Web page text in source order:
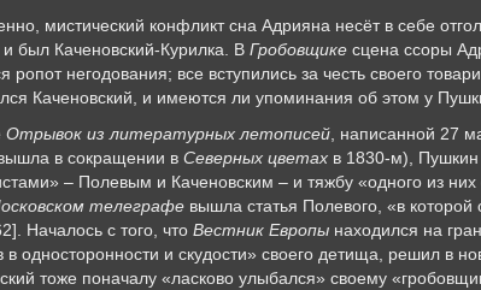
мистический конфликт сна Адрияна несёт в себе
и был Каченовский-Курилка. В Гробовщике сцена ссоры
ропот негодования; все вступились за честь своего
Каченовский, и имеются ли упоминания об этом у
Отрывок из литературных летописей , написанной 27
в сокращении в Северных цветах в 1830-м), Пушкин
– Полевым и Каченовским – и тяжбу «одного из
телеграфе вышла статья Полевого, «в
Началось с того, что Вестник Европы находился на
в односторонности и скудости» своего детища, решил в
тоже поначалу «ласково улыбался» своему